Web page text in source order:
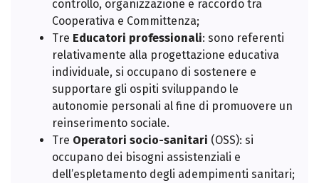
controllo, organizzazione e raccordo tra
Cooperativa e Committenza;
Tre Educatori professionali: sono referenti
relativamente alla progettazione educativa
individuale, si occupano di sostenere e
supportare gli ospiti sviluppando le
autonomie personali al fine di promuovere un
reinserimento sociale.
Tre Operatori socio-sanitari (OSS): si
occupano dei bisogni assistenziali e
dell’espletamento degli adempimenti sanitari;